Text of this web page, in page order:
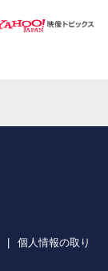
個人情報の取り